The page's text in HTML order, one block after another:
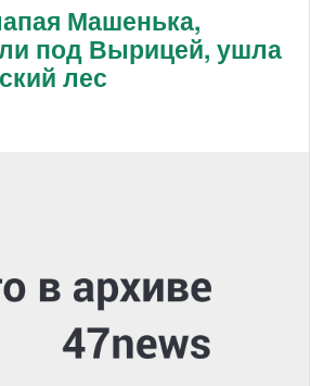
Машенька,
под Вырицей, ушла
лес